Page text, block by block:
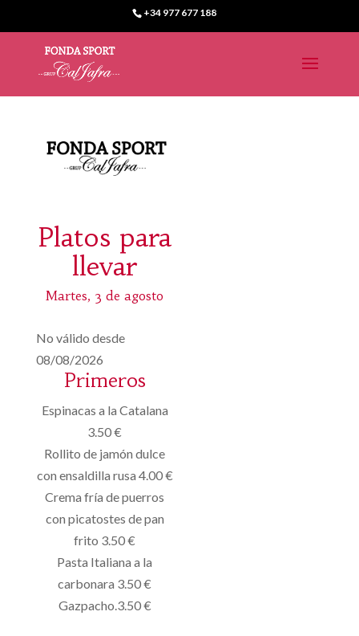
+34 977 677 188
Platos para
llevar
Martes, 3 de agosto
No válido desde
08/08/2026
Primeros
Espinacas a la Catalana
3.50 €
Rollito de jamón dulce
con ensaldilla rusa 4.00 €
Crema fría de puerros
con picatostes de pan
frito 3.50 €
Pasta Italiana a la
carbonara 3.50 €
Gazpacho.3.50 €